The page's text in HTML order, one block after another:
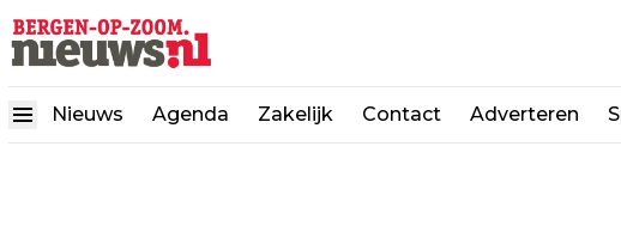
Nieuws Agenda Zakelijk Contact Adverteren